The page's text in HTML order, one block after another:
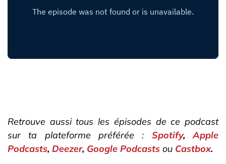
Retrouve aussi tous les épisodes de ce podcast
sur ta plateforme préférée : Spotify,Apple
Podcasts, Deezer, Google Podcasts ou Castbox.